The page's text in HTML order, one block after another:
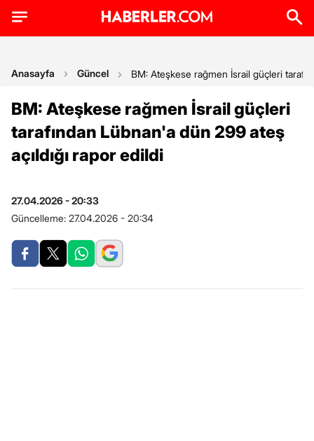
Anasayfa Güncel BM: Ateşkese rağmen İsrail güçleri
BM: Ateşkese rağmen İsrail güçleri
tarafından Lübnan'a dün 299 ateş
açıldığı rapor edildi
27.04.2026 - 20:33
Güncelleme: 27.04.2026 - 20:34